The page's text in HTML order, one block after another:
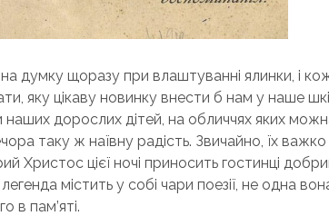
думку щоразу при влаштуванні ялинки, і
яку цікаву новинку внести б нам у наше
наших дорослих дітей, на обличчях яких
таку ж наївну радість. Звичайно, їх
Христос цієї ночі приносить гостинці
містить у собі чари поезії, не одна
в пам’яті.